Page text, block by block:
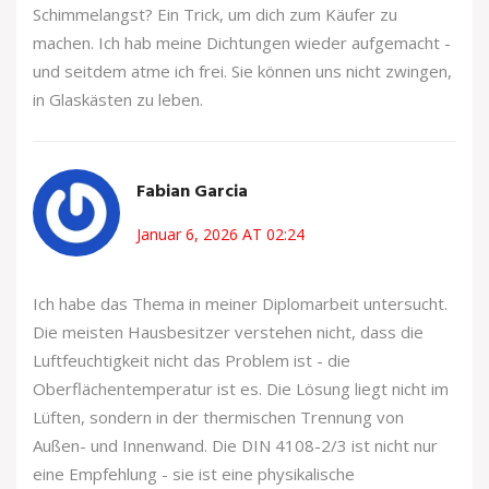
Schimmelangst? Ein Trick, um dich zum Käufer zu
machen. Ich hab meine Dichtungen wieder aufgemacht -
und seitdem atme ich frei. Sie können uns nicht zwingen,
in Glaskästen zu leben.
Fabian Garcia
Januar 6, 2026 AT 02:24
Ich habe das Thema in meiner Diplomarbeit untersucht.
Die meisten Hausbesitzer verstehen nicht, dass die
Luftfeuchtigkeit nicht das Problem ist - die
Oberflächentemperatur ist es. Die Lösung liegt nicht im
Lüften, sondern in der thermischen Trennung von
Außen- und Innenwand. Die DIN 4108-2/3 ist nicht nur
eine Empfehlung - sie ist eine physikalische